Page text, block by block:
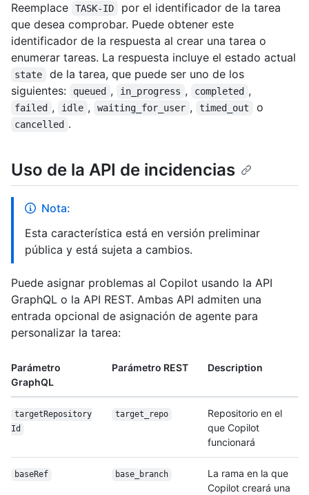
Reemplace TASK-ID
por el identificador de la tarea
que desea comprobar. Puede obtener este
identificador de la respuesta al crear una tarea o
enumerar tareas. La respuesta incluye el estado actual
state
de la tarea, que puede ser uno de los
siguientes:
queued , in_progress , completed ,
failed , idle , waiting_for_user , timed_out o
cancelled .
Uso de la API de incidencias
Nota:
Esta característica está en versión preliminar
pública y está sujeta a cambios.
Puede asignar problemas al Copilot usando la API
GraphQL o la API REST. Ambas API admiten una
entrada opcional de asignación de agente para
personalizar la tarea:
Parámetro
GraphQL
Parámetro REST Description
target Repository
Id
target_repo
Repositorio en el
que Copilot
funcionará
baseRef base_branch
La rama en la que
Copilot creará una